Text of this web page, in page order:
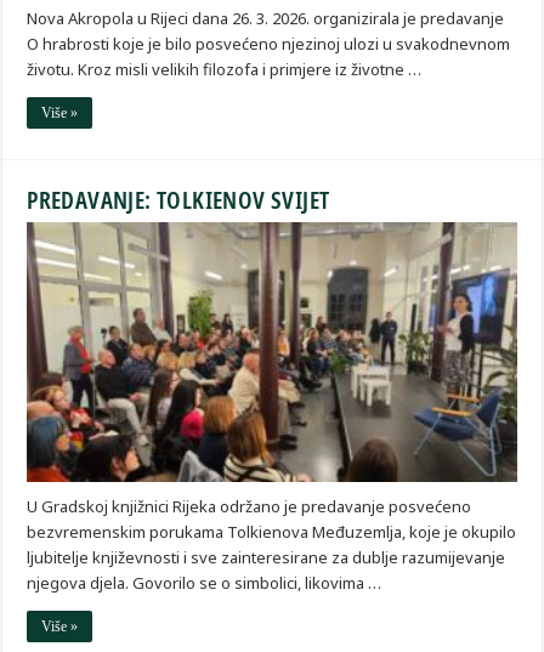
Nova Akropola u Rijeci dana 26. 3. 2026. organizirala je predavanje
O hrabrosti koje je bilo posvećeno njezinoj ulozi u svakodnevnom
životu. Kroz misli velikih filozofa i primjere iz životne …
Više »
PREDAVANJE: TOLKIENOV SVIJET
U Gradskoj knjižnici Rijeka održano je predavanje posvećeno
bezvremenskim porukama Tolkienova Međuzemlja, koje je okupilo
ljubitelje književnosti i sve zainteresirane za dublje razumijevanje
njegova djela. Govorilo se o simbolici, likovima …
Više »